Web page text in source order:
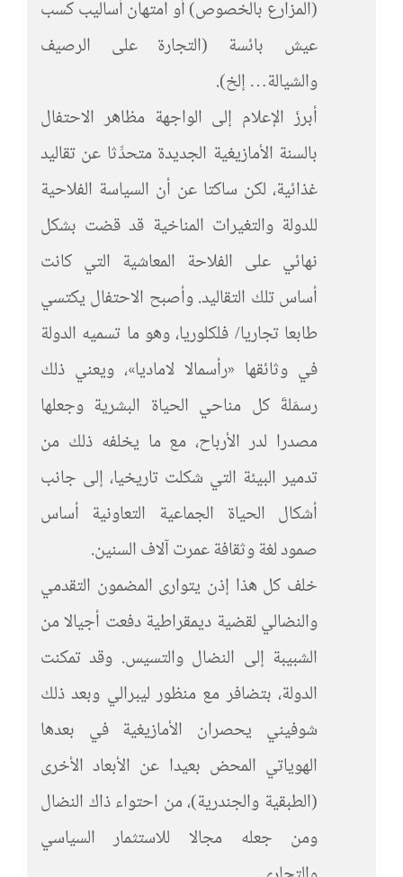
(المزارع بالخصوص) أو امتهان أساليب كسب
عيش بائسة (التجارة على الرصيف
والشيالة… إلخ).
أبرزَ الإعلام إلى الواجهة مظاهر الاحتفال
بالسنة الأمازيغية الجديدة متحدِّثا عن تقاليد
غذائية، لكن ساكتا عن أن السياسة الفلاحية
للدولة والتغيرات المناخية قد قضت بشكل
نهائي على الفلاحة المعاشية التي كانت
أساس تلك التقاليد. وأصبح الاحتفال يكتسي
طابعا تجاريا/ فلكلوريا، وهو ما تسميه الدولة
في وثائقها «رأسمالا لاماديا»، ويعني ذلك
رسمَلةَ كل مناحي الحياة البشرية وجعلها
مصدرا لدر الأرباح، مع ما يخلفه ذلك من
تدمير البيئة التي شكلت تاريخيا، إلى جانب
أشكال الحياة الجماعية التعاونية أساس
صمود لغة وثقافة عمرت آلاف السنين.
خلف كل هذا إذن يتوارى المضمون التقدمي
والنضالي لقضية ديمقراطية دفعت أجيالا من
الشبيبة إلى النضال والتسيس. وقد تمكنت
الدولة، بتضافر مع منظور ليبرالي وبعد ذلك
شوفيني يحصران الأمازيغية في بعدها
الهوياتي المحض بعيدا عن الأبعاد الأخرى
(الطبقية والجندرية)، من احتواء ذاك النضال
ومن جعله مجالا للاستثمار السياسي